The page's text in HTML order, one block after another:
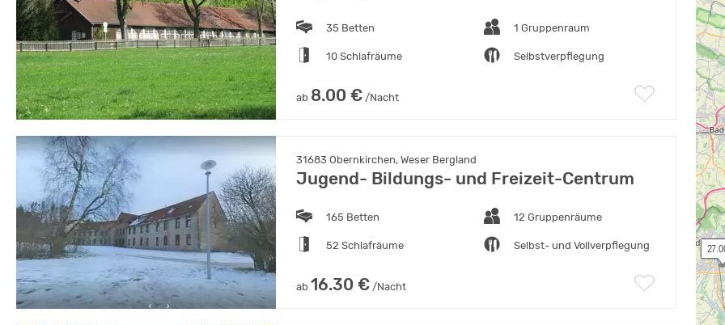
35 Betten 1 Gruppenraum
10 Schlafräume Selbstverpflegung
ab 8.00 € /Nacht
31683 Obernkirchen, Weser Bergland
Jugend- Bildungs- und Freizeit-Centrum
165 Betten 12 Gruppenräume
52 Schlafräume Selbst- und Vollverpflegung
ab 16.30 € /Nacht